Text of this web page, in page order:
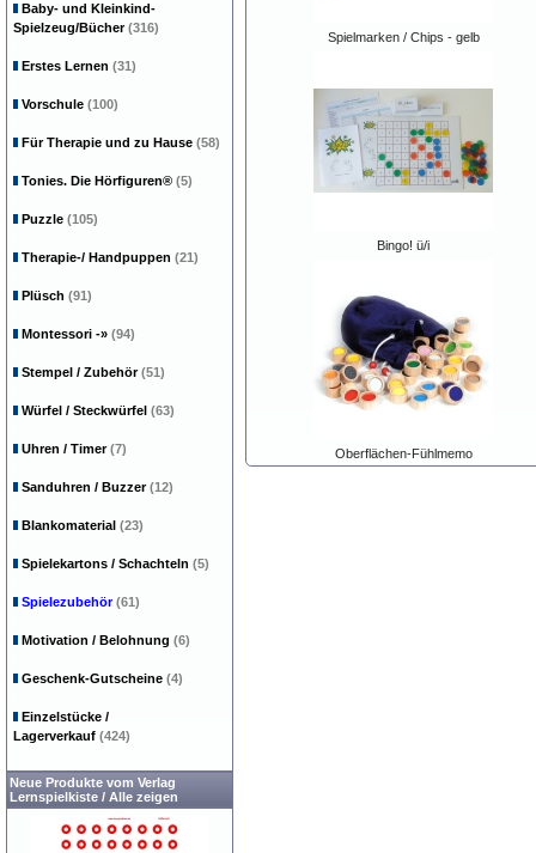
Spielmarken / Chips - gelb
Bingo! ü/i
Oberflächen-Fühlmemo
Baby- und Kleinkind-
Spielzeug/Bücher(316)
Erstes Lernen (31)
Vorschule (100)
Für Therapie und zu Hause (58)
Tonies. Die Hörfiguren® (5)
Puzzle (105)
Therapie-/ Handpuppen (21)
Plüsch (91)
Montessori -» (94)
Stempel / Zubehör(51)
Würfel / Steckwürfel (63)
Uhren / Timer(7)
Sanduhren / Buzzer(12)
Blankomaterial (23)
Spielekartons / Schachteln (5)
Spielezubehör (61)
Motivation / Belohnung (6)
Geschenk-Gutscheine (4)
Einzelstücke /
Lagerverkauf (424)
Neue Produkte vom Verlag
Lernspielkiste / Alle zeigen